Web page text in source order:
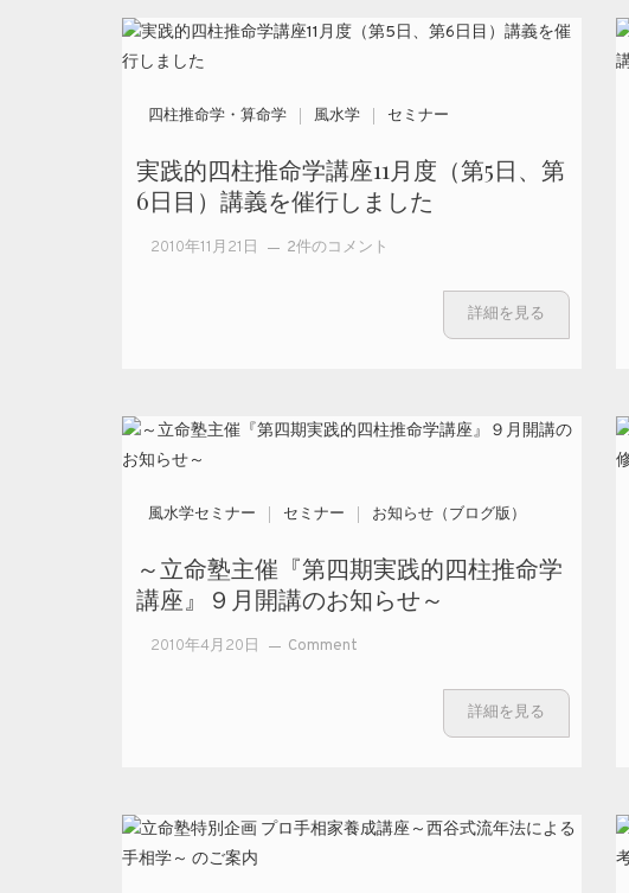
四柱推命学・算命学 風水学 セミナー
実践的四柱推命学講座11月度（第5日、第
6日目）講義を催行しました
2010年11月21日
実践的四柱推
2件のコメント
詳細を見る
風水学セミナー セミナー お知らせ（ブログ版）
～立命塾主催『第四期実践的四柱推命学
講座』９月開講のお知らせ～
2010年4月20日 Comment
的四
詳細を見る